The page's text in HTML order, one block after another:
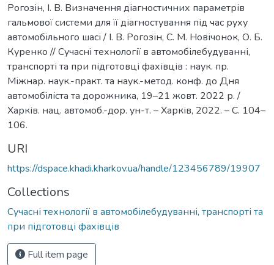
Рогозін, І. В. Визначення діагностичних параметрів
гальмової системи для її діагностування під час руху
автомобільного шасі / І. В. Рогозін, С. М. Новічонок, О. Б.
Куренко // Сучасні технології в автомобілебудуванні,
транспорті та при підготовці фахівців : наук. пр.
Міжнар. наук.-практ. та наук.-метод. конф. до Дня
автомобіліста та дорожника, 19–21 жовт. 2022 р. /
Харків. нац. автомоб.-дор. ун-т. – Харків, 2022. – С. 104–
106.
URI
https://dspace.khadi.kharkov.ua/handle/123456789/19907
Collections
Сучасні технології в автомобілебудуванні, транспорті та
при підготовці фахівців
Full item page